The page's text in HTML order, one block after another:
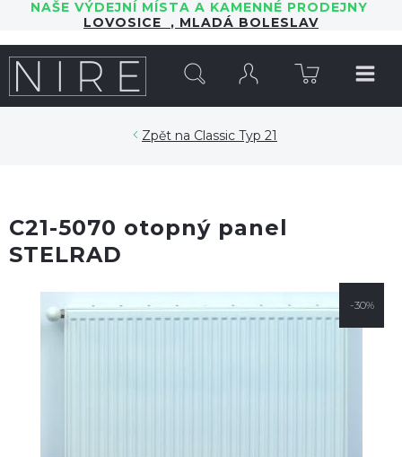
NAŠE VÝDEJNÍ MÍSTA A KAMENNÉ PRODEJNY
LOVOSICE , MLADÁ BOLESLAV
Classic Typ 21
C21-5070 otopný panel
STELRAD
-30%